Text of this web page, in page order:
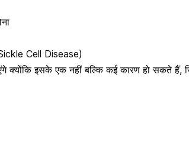
Cell Disease)
क्योंकि इसके एक नहीं बल्कि कई कारण हो सकते